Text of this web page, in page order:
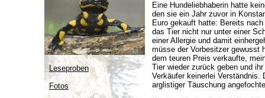
Leseproben
Fotos
Eine Hundeliebhaberin hatte
den sie ein Jahr zuvor in
Euro gekauft hatte: Bereits
das Tier nicht nur unter einer
einer Allergie und damit
müsse der Vorbesitzer gewusst
dem teuren Preis verkaufte,
Tier wieder zurück geben und
Verkäufer keinerlei Verständnis.
arglistiger Täuschung